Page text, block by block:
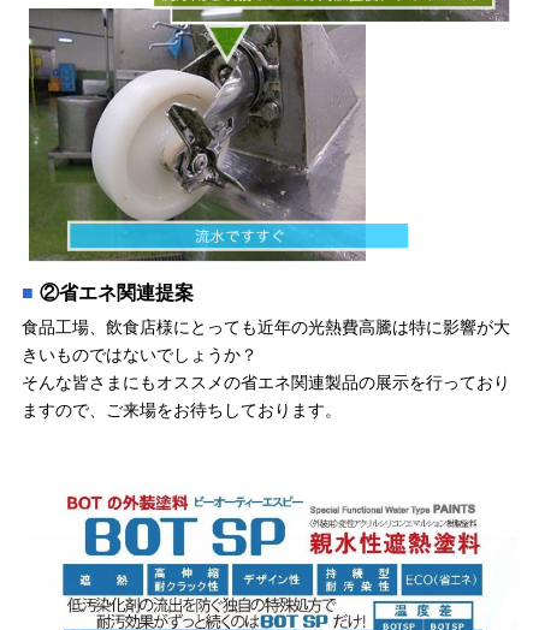
②省エネ関連提案
食品工場、飲食店様にとっても近年の光熱費高騰は特に影響が大
きいものではないでしょうか？
そんな皆さまにもオススメの省エネ関連製品の展示を行っており
ますので、ご来場をお待ちしております。